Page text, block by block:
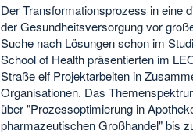
Der Transformationsprozess in eine
der Gesundheitsversorgung vor
Suche nach Lösungen schon im
School of Health präsentierten im
Straße elf Projektarbeiten in
Organisationen. Das
über "Prozessoptimierung in
pharmazeutischen Großhandel" bis